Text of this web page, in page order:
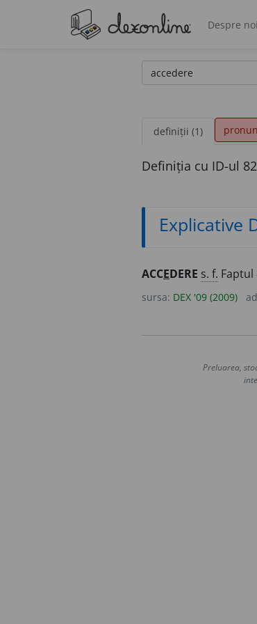
Despre noi
definiții (1)
Definiția cu ID-ul
Explicative
ACCEDERE s. f. Faptul
sursa: DEX '09 (2009)
Preluarea,